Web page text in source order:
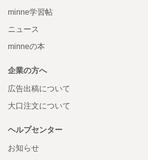
minne学習帖
ニュース
minneの本
企業の方へ
広告出稿について
大口注文について
ヘルプセンター
お知らせ